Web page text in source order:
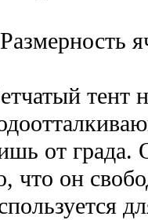
тент
от града.
что он